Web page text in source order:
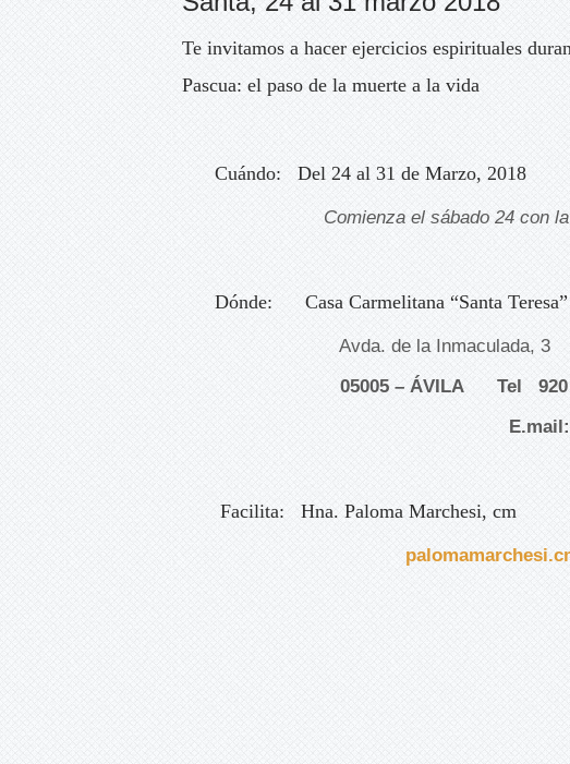
Te invitamos a hacer ejercicios espirituales
Pascua: el paso de la muerte a la vida
Cuándo: Del 24 al 31 de Marzo, 2018
Comienza el sábado 24 con
Dónde: Casa Carmelitana “Santa
Avda. de la Inmaculada, 3
05005 – ÁVILA Tel 920
E.mail:
Facilita: Hna. Paloma Marchesi, cm